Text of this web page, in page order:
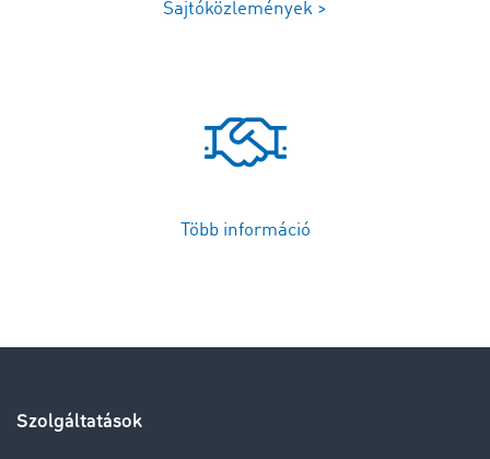
Sajtóközlemények >
Több információ
Szolgáltatások